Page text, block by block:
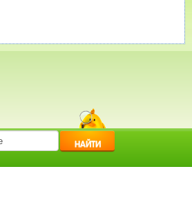
НАЙТИ